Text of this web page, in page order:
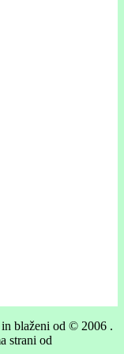
blaženi od © 2006 .
strani od